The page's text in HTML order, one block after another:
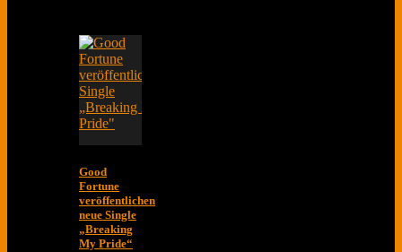
Good
Fortune
veröffentlichen
neue Single
„Breaking
My Pride“